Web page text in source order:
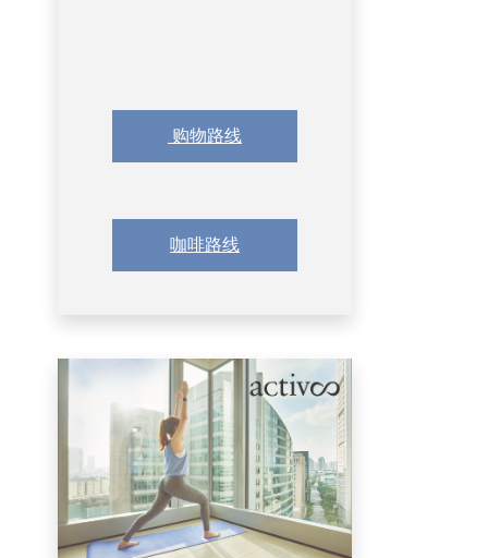
购物路线
Trail
Coffee
Coffee
Coffee
Coffee
Coffee
Coffee
咖啡路线